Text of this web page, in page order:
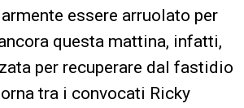
essere arruolato per
questa mattina, infatti,
per recuperare dal fastidio
tra i convocati Ricky